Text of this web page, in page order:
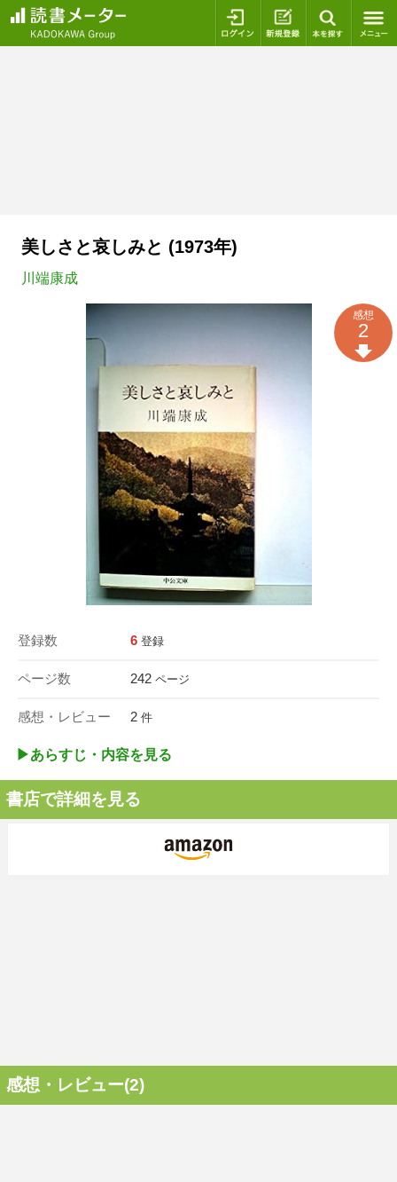
ログイン 新規登録
美しさと哀しみと (1973年)
川端康成
登録数 6 登録
ページ数 242 ページ
感想・レビュー 2 件
感想
2
▶︎あらすじ・内容を見る
書店で詳細を見る
感想・レビュー(2)